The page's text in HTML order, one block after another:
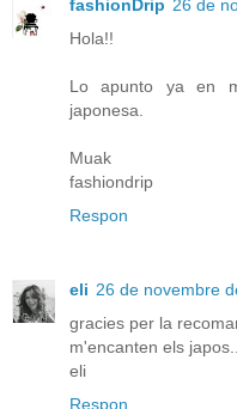
fashionDrip 26 de
Hola!!
Lo apunto ya en
japonesa.
Muak
fashiondrip
Respon
eli 26 de novembre
gracies per la
m'encanten els japos..
eli
Respon